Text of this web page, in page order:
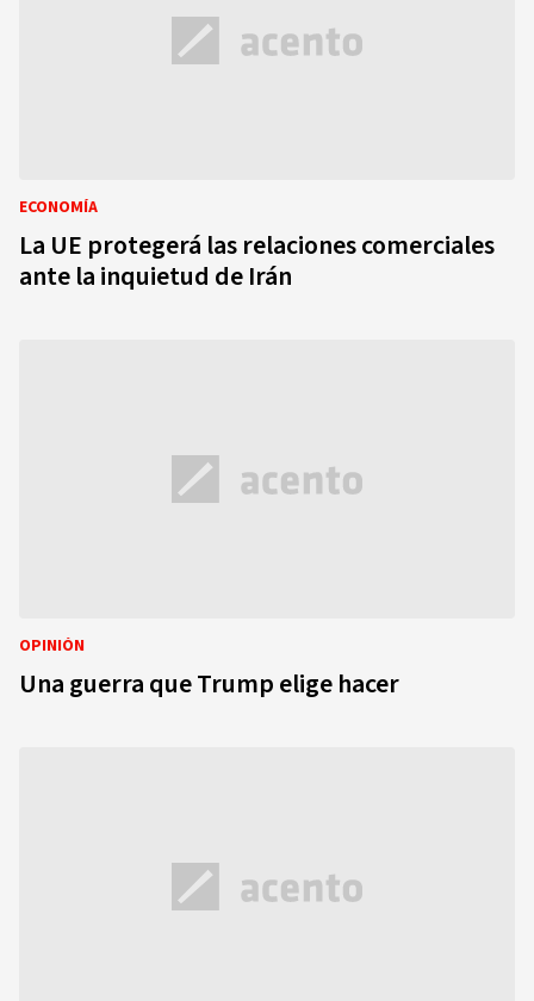
ECONOMÍA
La UE protegerá las relaciones comerciales
ante la inquietud de Irán
OPINIÓN
Una guerra que Trump elige hacer